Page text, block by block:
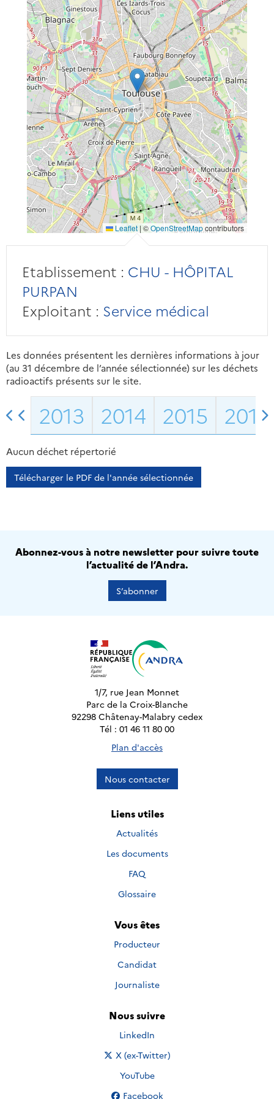
Leaflet | ©OpenStreetMapcontributors
Etablissement : CHU - HÔPITAL
PURPAN
Exploitant : Service médical
Les données présentent les dernières informations à jour
(au 31 décembre de l’année sélectionnée) sur les déchets
radioactifs présents sur le site.
2013 2014 2015 2016
Aucun déchet répertorié
Télécharger le PDF de l'année sélectionnée
Abonnez-vous à notre newsletter pour suivre toute
l’actualité de l’Andra.
S’abonner
1/7, rue Jean Monnet
Parc de la Croix-Blanche
92298 Châtenay-Malabry cedex
Tél : 01 46 11 80 00
Plan d'accès
Nous contacter
Liens utiles
Actualités
Les documents
FAQ
Glossaire
Vous êtes
Producteur
Candidat
Journaliste
Nous suivre
Nous suivre sur
LinkedIn
Nous suivre sur
X (ex-Twitter)
Nous suivre sur
YouTube
Nous suivre sur
Facebook